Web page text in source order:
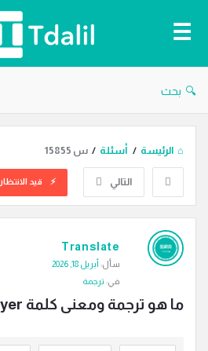
الترجمة
بحث
الرئيسة / أسئلة / س 15855
التالي قيد الانتظار
دليل
الترجمة
أسئلة
Translate
سأل: أبريل 18, 2026
في: ترجمة
ما هو ترجمة ومعنى كلمة employer معنى؟